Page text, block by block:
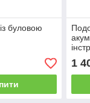
буловою
1